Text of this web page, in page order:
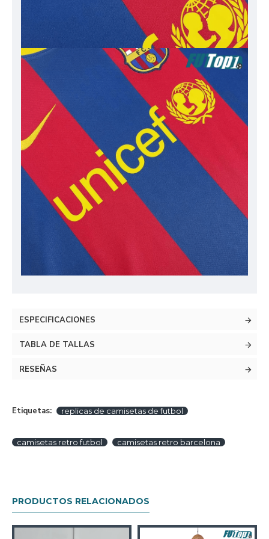
ESPECIFICACIONES
TABLA DE TALLAS
RESEÑAS
Etiquetas: replicas de camisetas de futbol
camisetas retro futbol camisetas retro barcelona
PRODUCTOS RELACIONADOS